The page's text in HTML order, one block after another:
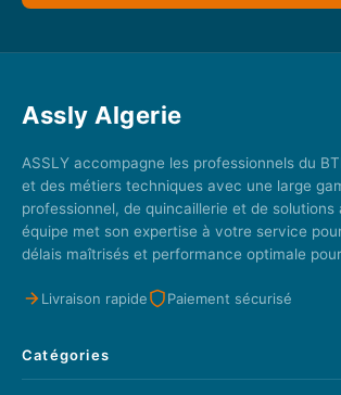
Assly Algerie
ASSLY accompagne les professionnels du
et des métiers techniques avec une large
professionnel, de quincaillerie et de solutions
équipe met son expertise à votre service
délais maîtrisés et performance optimale
Livraison rapide Paiement sécurisé
Catégories